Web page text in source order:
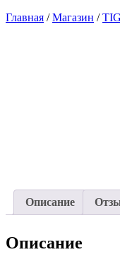
Главная /Магазин /TIG
Описание
Описание